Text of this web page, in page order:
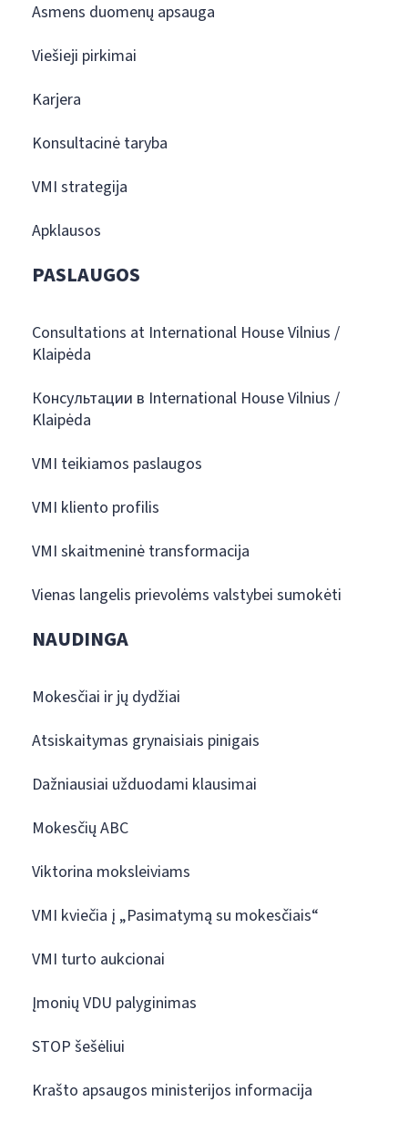
Asmens duomenų apsauga
Viešieji pirkimai
Karjera
Konsultacinė taryba
VMI strategija
Apklausos
PASLAUGOS
Consultations at International House Vilnius /
Klaipėda
Консультации в International House Vilnius /
Klaipėda
VMI teikiamos paslaugos
VMI kliento profilis
VMI skaitmeninė transformacija
Vienas langelis prievolėms valstybei sumokėti
NAUDINGA
Mokesčiai ir jų dydžiai
Atsiskaitymas grynaisiais pinigais
Dažniausiai užduodami klausimai
Mokesčių ABC
Viktorina moksleiviams
VMI kviečia į „Pasimatymą su mokesčiais“
VMI turto aukcionai
Įmonių VDU palyginimas
STOP šešėliui
Krašto apsaugos ministerijos informacija